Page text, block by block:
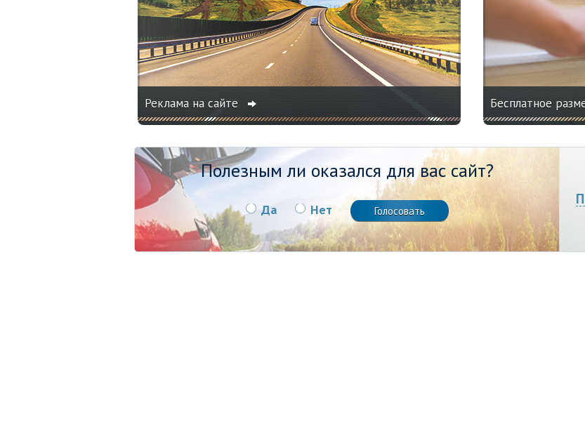
Реклама на сайте Бесплатное
Полезным ли оказался для вас сайт?
Да Нет